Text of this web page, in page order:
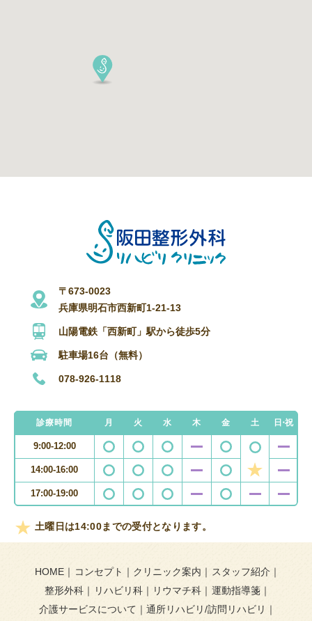
〒673-0023
兵庫県明石市西新町1-21-13
山陽電鉄「西新町」駅から徒歩5分
駐車場16台（無料）
078-926-1118
診療時間 月 火 水 木 金 土 日・祝
9:00-12:00
14:00-16:00
17:00-19:00
土曜日は14:00までの受付となります。
HOME コンセプト クリニック案内
スタッフ紹介
整形外科
リハビリ科 リウマチ科
運動指導箋
介護サービスについて
通所リハビリ/訪問リハビリ